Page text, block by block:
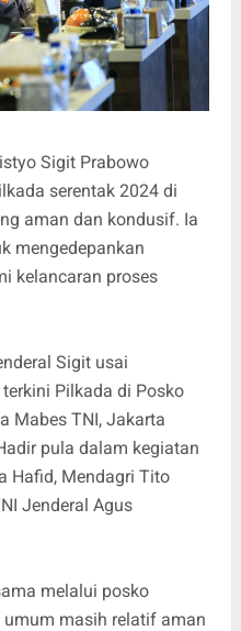
Sigit Prabowo
serentak 2024 di
aman dan kondusif. Ia
mengedepankan
kelancaran proses
Sigit usai
Pilkada di Posko
Mabes TNI, Jakarta
pula dalam kegiatan
Hafid, Mendagri Tito
Jenderal Agus
melalui posko
masih relatif aman